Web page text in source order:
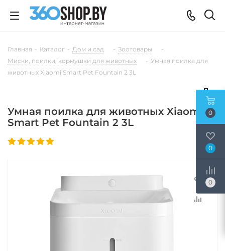
Главная - Каталог - Дом и сад - Зоотовары
-
Миски, поилки, кормушки для животных
- Умная поилка для
животных Xiaomi Smart Pet Fountain 2 3L
Умная поилка для животных Xiaomi
Smart Pet Fountain 2 3L
0
0
0